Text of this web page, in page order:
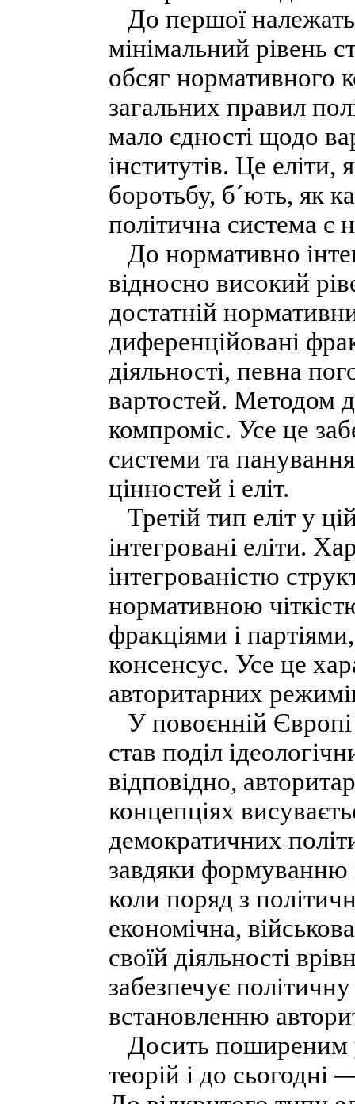
До першої
мінімальний рівень
обсяг нормативного
загальних правил
мало єдності щодо
інститутів. Це
боротьбу, б´ють, як
політична система є
До нормативно
відносно високий
достатній
диференційовані
діяльності, певна
вартостей. Методом
компроміс. Усе це
системи та
цінностей і еліт.
Третій тип еліт у
інтегровані еліти.
інтегрованістю
нормативною
фракціями і
консенсус. Усе це
авторитарних
У повоєнній
став поділ
відповідно,
концепціях
демократичних
завдяки формуванню
коли поряд з
економічна,
своїй діяльності
забезпечує політичну
встановленню
Досить поширеним
теорій і до сьогодні